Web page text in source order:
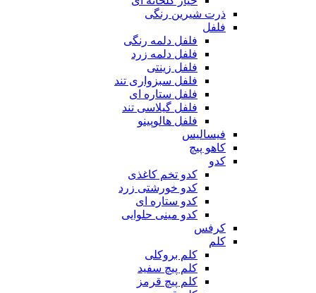
ذرت شیرین رنگی
فلفل
فلفل دلمه رنگی
فلفل دلمه زرد
فلفل زینتی
فلفل سبزواری تند
فلفل ستاره ای
فلفل گیلاسی تند
فلفل هالوپینو
فیسالیس
کاهو پیچ
کدو
کدو تخم کاغذی
کدو خورشتی زرد
کدو ستاره ای
کدو مینی حلوایی
کرفس
کلم
کلم بروکلی
کلم پیچ سفید
کلم پیچ قرمز